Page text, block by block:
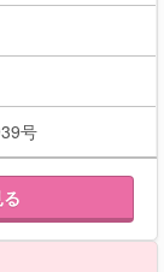
号